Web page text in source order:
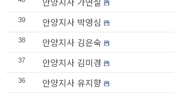
39 안양지사 박영심
38 안양지사 김은숙
37 안양지사 김미경
36 안양지사 유지향